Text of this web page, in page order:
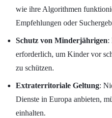
wie ihre Algorithmen
Empfehlungen oder
Schutz von Minderjährigen:
erforderlich, um Kinder vor
zu schützen.
Extraterritoriale Geltung:
Dienste in Europa anbieten,
einhalten.